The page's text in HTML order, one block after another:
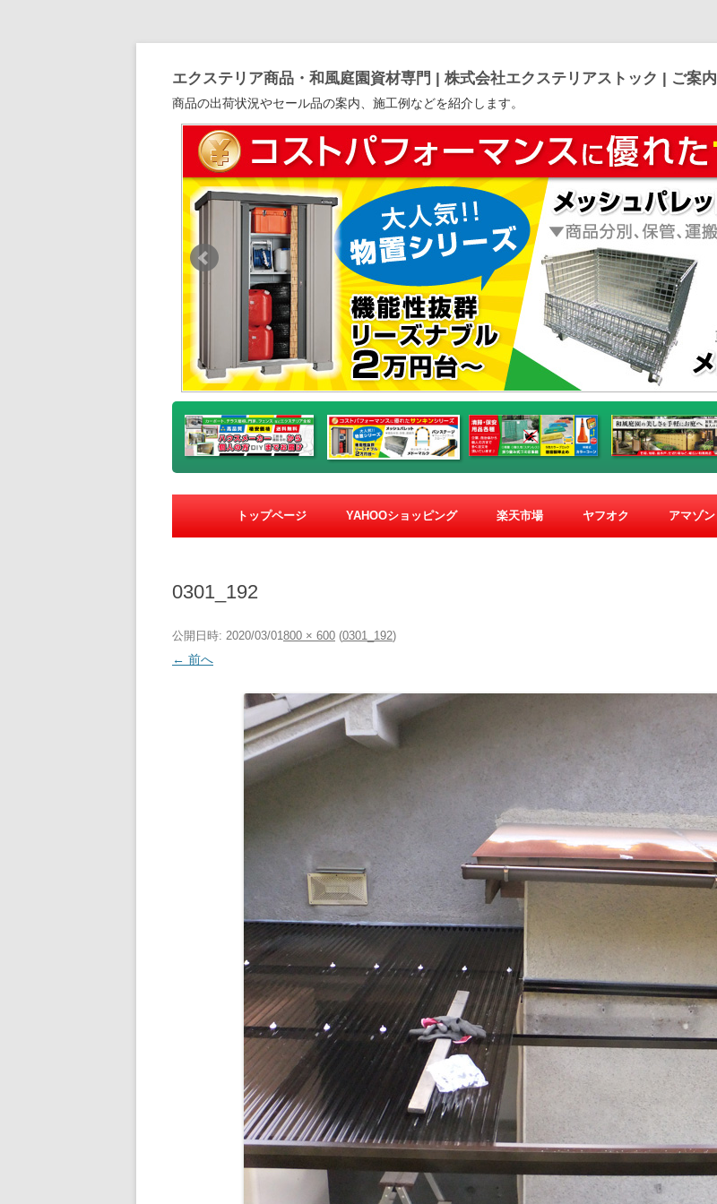
エクステリア商品・和風庭園資材専門 | 株式会社エクステリアストック | ご案内
商品の出荷状況やセール品の案内、施工例などを紹介します。
ン
テ
ン
トップページ YAHOOショッピング 楽天市場 ヤフオク アマゾン
0301_192
公開日時: 2020/03/01800 × 600 (0301_192)
← 前へ